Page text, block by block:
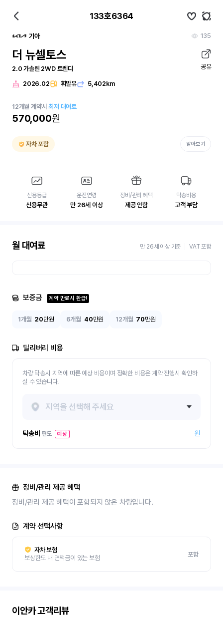
133호6364
기아 135
더 뉴셀토스
2.0 가솔린 2WD 트렌디 공유
2026.02 휘발유 5,402km
12개월 계약시최저 대여료
570,000원
자차 포함 알아보기
신용등급
신용무관
운전연령
만 26세 이상
정비/관리 혜택
제공 안함
탁송비용
고객 부담
월 대여료 만 26세 이상 기준 VAT 포함
보증금 계약 만료시 환급!
1개월 20만원 6개월 40만원 12개월 70만원
딜리버리 비용
차량 탁송시 지역에 따른 예상 비용이며 정확한 비용은 계약 진행시 확인하
실 수 있습니다.
지역을 선택해 주세요
탁송비 편도 예상 원
정비/관리 제공 혜택
정비/관리 제공 혜택이 포함되지 않은 차량입니다.
계약 선택사항
자차 보험
보상한도 내 면책금이 있는 보험
포함
이안카고객리뷰